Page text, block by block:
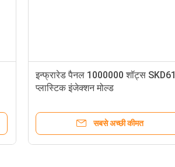
इन्फ्रारेड पैनल 1000000 शॉट्स SKD61
प्लास्टिक इंजेक्शन मोल्ड
सबसे अच्छी कीमत